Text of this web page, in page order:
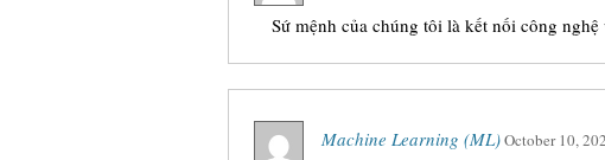
Sứ mệnh của chúng tôi là kết nối công
Machine Learning (ML)October 10,